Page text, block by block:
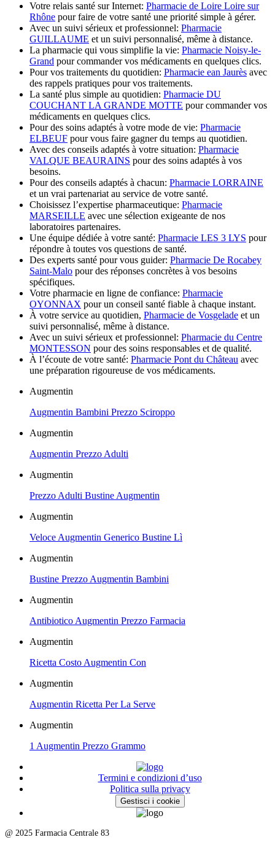
Votre relais santé sur Internet: Pharmacie de Loire Loire sur
Rhône pour faire de votre santé une priorité simple à gérer.
Avec un suivi sérieux et professionnel: Pharmacie
GUILLAUME et un suivi personnalisé, même à distance.
La pharmacie qui vous simplifie la vie: Pharmacie Noisy-le-
Grand pour commander vos médicaments en quelques clics.
Pour vos traitements du quotidien: Pharmacie ean Jaurès avec
des rappels pratiques pour vos traitements.
La santé plus simple au quotidien: Pharmacie DU
COUCHANT LA GRANDE MOTTE pour commander vos
médicaments en quelques clics.
Pour des soins adaptés à votre mode de vie: Pharmacie
ELBEUF pour vous faire gagner du temps au quotidien.
Avec des conseils adaptés à votre situation: Pharmacie
VALQUE BEAURAINS pour des soins adaptés à vos
besoins.
Pour des conseils adaptés à chacun: Pharmacie LORRAINE
et un vrai partenariat au service de votre santé.
Choisissez l’expertise pharmaceutique: Pharmacie
MARSEILLE avec une sélection exigeante de nos
laboratoires partenaires.
Une équipe dédiée à votre santé: Pharmacie LES 3 LYS pour
répondre à toutes vos questions de santé.
Des experts santé pour vous guider: Pharmacie De Rocabey
Saint-Malo pour des réponses concrètes à vos besoins
spécifiques.
Votre pharmacie en ligne de confiance: Pharmacie
OYONNAX pour un conseil santé fiable à chaque instant.
À votre service au quotidien, Pharmacie de Vosgelade et un
suivi personnalisé, même à distance.
Avec un suivi sérieux et professionnel: Pharmacie du Centre
MONTESSON pour des soins responsables et de qualité.
À l’écoute de votre santé: Pharmacie Pont du Château avec
une préparation rigoureuse de vos médicaments.
Augmentin
Augmentin Bambini Prezzo Sciroppo
Augmentin
Augmentin Prezzo Adulti
Augmentin
Prezzo Adulti Bustine Augmentin
Augmentin
Veloce Augmentin Generico Bustine Lì
Augmentin
Bustine Prezzo Augmentin Bambini
Augmentin
Antibiotico Augmentin Prezzo Farmacia
Augmentin
Ricetta Costo Augmentin Con
Augmentin
Augmentin Ricetta Per La Serve
Augmentin
1 Augmentin Prezzo Grammo
Termini e condizioni d’uso
Politica sulla privacy
Gestisci i cookie
@ 2025 Farmacia Centrale 83